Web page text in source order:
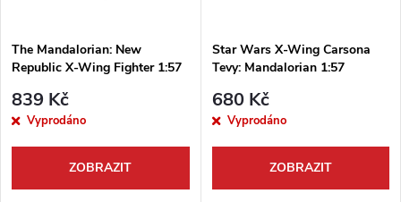
p
r
o
s
p
r
The Mandalorian: New
Republic X-Wing Fighter 1:57
839 Kč
Vyprodáno
ZOBRAZIT
Star Wars X-Wing Carsona
Tevy: Mandalorian 1:57
680 Kč
Vyprodáno
ZOBRAZIT